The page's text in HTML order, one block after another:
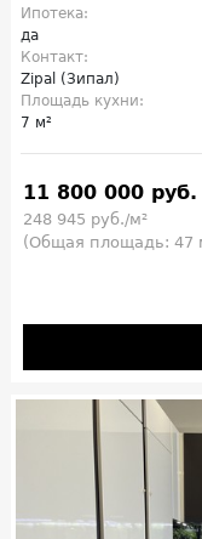
Ипотека:
да
Контакт:
Zipal (Зипал)
Площадь кухни:
7 м²
11 800 000 руб.
248 945 руб./м²
(Общая площадь: 47